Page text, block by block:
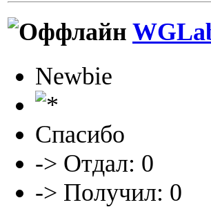
Newbie
Спасибо
-> Отдал: 0
-> Получил: 0